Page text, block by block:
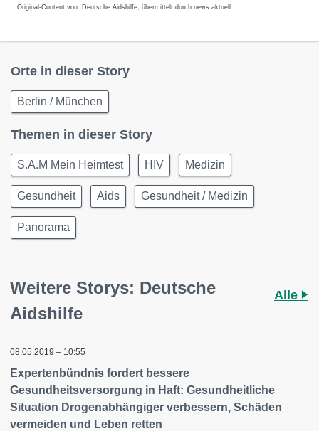
Original-Content von: Deutsche Aidshilfe, übermittelt durch news aktuell
Orte in dieser Story
Berlin / München
Themen in dieser Story
S.A.M Mein Heimtest HIV Medizin
Gesundheit Aids Gesundheit / Medizin
Panorama
Weitere Storys: Deutsche
Aidshilfe
Alle
08.05.2019 – 10:55
Expertenbündnis fordert bessere
Gesundheitsversorgung in Haft: Gesundheitliche
Situation Drogenabhängiger verbessern, Schäden
vermeiden und Leben retten